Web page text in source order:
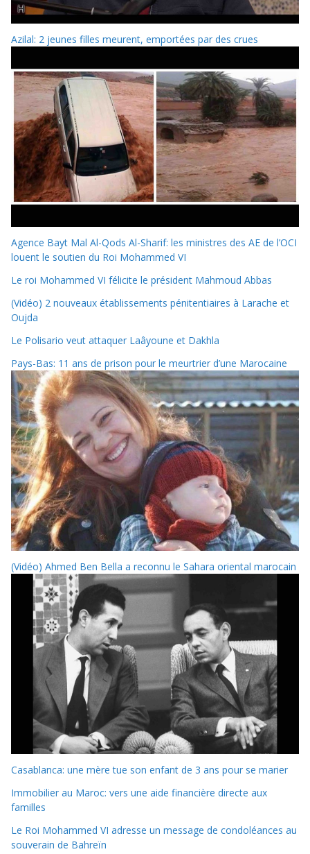
Azilal: 2 jeunes filles meurent, emportées par des crues
Agence Bayt Mal Al-Qods Al-Sharif: les ministres des AE de l’OCI
louent le soutien du Roi Mohammed VI
Le roi Mohammed VI félicite le président Mahmoud Abbas
(Vidéo) 2 nouveaux établissements pénitentiaires à Larache et
Oujda
Le Polisario veut attaquer Laâyoune et Dakhla
Pays-Bas: 11 ans de prison pour le meurtrier d’une Marocaine
(Vidéo) Ahmed Ben Bella a reconnu le Sahara oriental marocain
Casablanca: une mère tue son enfant de 3 ans pour se marier
Immobilier au Maroc: vers une aide financière directe aux
familles
Le Roi Mohammed VI adresse un message de condoléances au
souverain de Bahreïn